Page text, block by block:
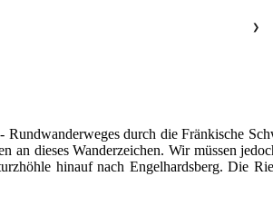
durch die Fränkische
an dieses Wanderzeichen. Wir müssen
hinauf nach Engelhardsberg. Die
❯